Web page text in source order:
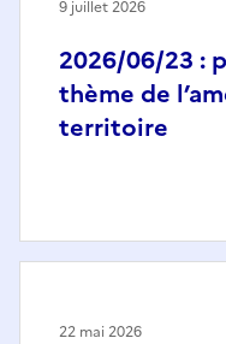
2026/06/23 :
thème de
territoire
9 juillet 2026
22 mai 2026